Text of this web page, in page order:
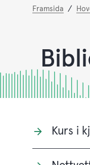
Du
Framsida
Kurs i